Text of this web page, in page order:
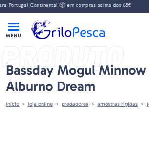
Portugal Continental 📦 em compras acima dos 65€
PRODUTO
Bassday Mogul
Alburno Dream
início loja online predadores amostras rigidas